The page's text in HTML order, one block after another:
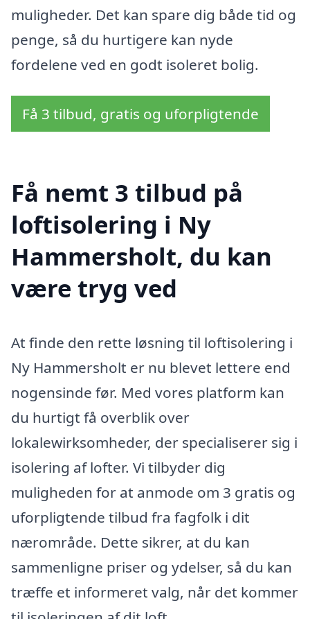
muligheder. Det kan spare dig både tid og
penge, så du hurtigere kan nyde
fordelene ved en godt isoleret bolig.
Få 3 tilbud, gratis og uforpligtende
Få nemt 3 tilbud på
loftisolering i Ny
Hammersholt, du kan
være tryg ved
At finde den rette løsning til loftisolering i
Ny Hammersholt er nu blevet lettere end
nogensinde før. Med vores platform kan
du hurtigt få overblik over
lokalewirksomheder, der specialiserer sig i
isolering af lofter. Vi tilbyder dig
muligheden for at anmode om 3 gratis og
uforpligtende tilbud fra fagfolk i dit
nærområde. Dette sikrer, at du kan
sammenligne priser og ydelser, så du kan
træffe et informeret valg, når det kommer